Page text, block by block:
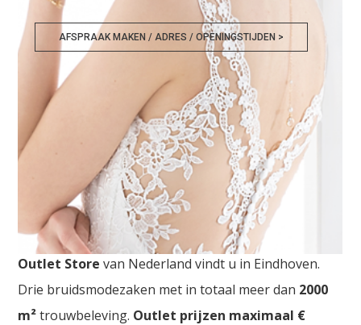
AFSPRAAK MAKEN / ADRES / OPENINGSTIJDEN >
Bruidskledij Deinze
Bruidskledij Deinze. Degrootste Bruidskledij
Outlet Store van Nederland vindt u in Eindhoven.
Drie bruidsmodezaken met in totaal meer dan 2000
m²trouwbeleving. Outlet prijzen maximaal €